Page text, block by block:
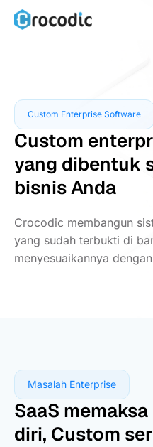
Skip
Custom Enterprise Software
Custom
yang dibentuk
bisnis Anda
Crocodic membangun
yang sudah terbukti di
menyesuaikannya
Masalah Enterprise
SaaS
diri, Custom